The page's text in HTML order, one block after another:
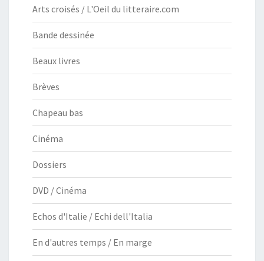
Arts croisés / L'Oeil du litteraire.com
Bande dessinée
Beaux livres
Brèves
Chapeau bas
Cinéma
Dossiers
DVD / Cinéma
Echos d'Italie / Echi dell'Italia
En d'autres temps / En marge